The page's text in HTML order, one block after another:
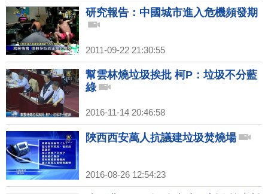
研究報告：中國城市進入危機頻發期
2011-09-22 21:30:55
幫雲林燒垃圾挨批 柯P：垃圾不分藍
綠
2016-11-14 20:46:58
陜西西安萬人抗議建垃圾焚燒場
2016-08-26 12:54:23